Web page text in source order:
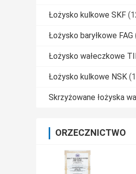
Łożysko kulkowe SKF
Łożysko baryłkowe FAG
Łożysko wałeczkowe
Łożysko kulkowe NSK
Skrzyżowane łożyska
ORZECZNICTWO